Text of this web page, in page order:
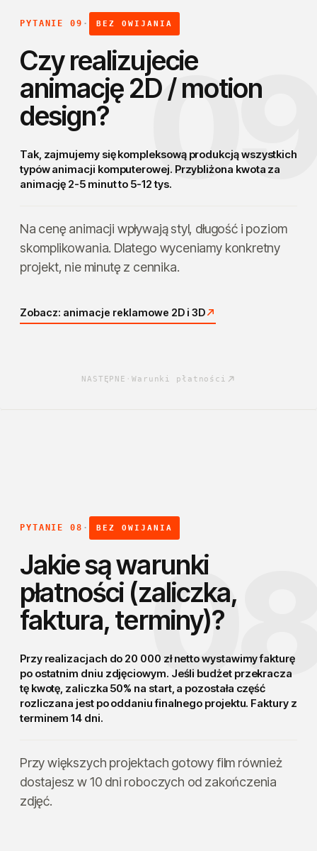
PYTANIE 09 · BEZ OWIJANIA
Czy realizujecie
animację 2D / motion
design?
Tak, zajmujemy się kompleksową produkcjąwszystkich
typów animacji komputerowej. Przybliżona kwota za
animację 2-5 minut to 5-12 tys.
Na cenę animacji wpływają styl, długość i poziom
skomplikowania. Dlatego wyceniamy konkretny
projekt, nie minutę z cennika.
Zobacz: animacje reklamowe 2D i 3D
NASTĘPNE · Warunki płatności
PYTANIE 08 · BEZ OWIJANIA
Jakie są warunki
płatności (zaliczka,
faktura, terminy)?
Przy realizacjach do 20 000 zł netto wystawimyfakturę
po ostatnim dniu zdjęciowym. Jeśli budżet przekracza
tę kwotę, zaliczka 50% na start, a pozostała część
rozliczana jest po oddaniu finalnego projektu. Faktury z
terminem 14 dni.
Przy większych projektach gotowy film również
dostajesz w 10 dni roboczych od zakończenia
zdjęć.